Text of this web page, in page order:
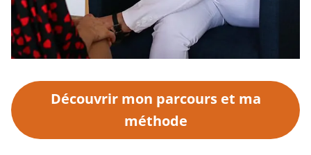
Découvrir mon parcours et ma
méthode